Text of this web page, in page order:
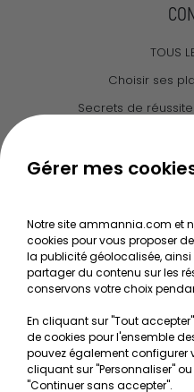
TOUS
Choisir ses
Secrets de
Le journal
Recherche de
Conditions
MON
Gérer mes
Notre site ammannia.com et
cookies pour vous proposer
la publicité géolocalisée,
partager du contenu sur les
conservons votre choix
En cliquant sur "Tout
de cookies pour l'ensemble
pouvez également configurer
cliquant sur "Personnaliser"
"Continuer sans accepter".